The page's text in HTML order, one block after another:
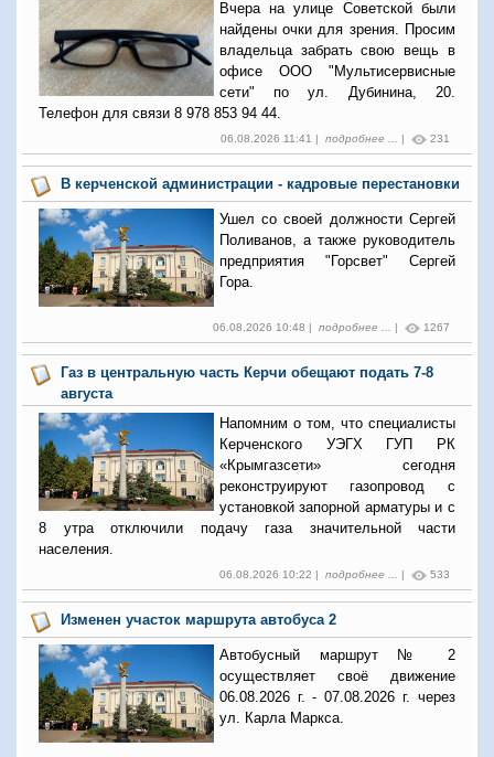
Вчера на улице Советской были
найдены очки для зрения. Просим
владельца забрать свою вещь в
офисе ООО "Мультисервисные
сети" по ул. Дубинина, 20.
Телефон для связи 8 978 853 94 44.
06.08.2026 11:41 | подробнее ... | 231
В керченской администрации - кадровые перестановки
Ушел со своей должности Сергей
Поливанов, а также руководитель
предприятия "Горсвет" Сергей
Гора.
06.08.2026 10:48 | подробнее ... | 1267
Газ в центральную часть Керчи обещают подать 7-8
августа
Напомним о том, что специалисты
Керченского УЭГХ ГУП РК
«Крымгазсети» сегодня
реконструируют газопровод с
установкой запорной арматуры и с
8 утра отключили подачу газа значительной части
населения.
06.08.2026 10:22 | подробнее ... | 533
Изменен участок маршрута автобуса 2
Автобусный маршрут № 2
осуществляет своё движение
06.08.2026 г. - 07.08.2026 г. через
ул. Карла Маркса.